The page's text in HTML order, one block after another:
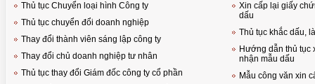
Thủ tục Chuyển loại hình Công ty
Thủ tục chuyển đổi doanh nghiệp
Thay đổi thành viên sáng lập công ty
Thay đổi chủ doanh nghiệp tư nhân
Thủ tục thay đổi Giám đốc công ty cổ phần
Xin cấp lại giấy
dấu
Thủ tục khắc dấu,
Hướng dẫn thủ tục
nhận mẫu dấu
Mẫu công văn xin